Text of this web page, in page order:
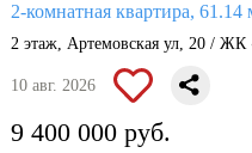
2-комнатная квартира, 61.14
2 этаж, Артемовская ул, 20 /
10 авг. 2026
9 400 000 руб.